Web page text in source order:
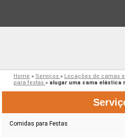
Home » Serviços » Locações de camas
para festas » alugar uma cama elástica
Comidas para Festas